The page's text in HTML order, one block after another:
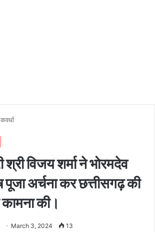
कवर्धा
विजय शर्मा ने भोरमदेव
पूजा अर्चना कर छत्तीसगढ़ की
की।
March 3, 2024 13